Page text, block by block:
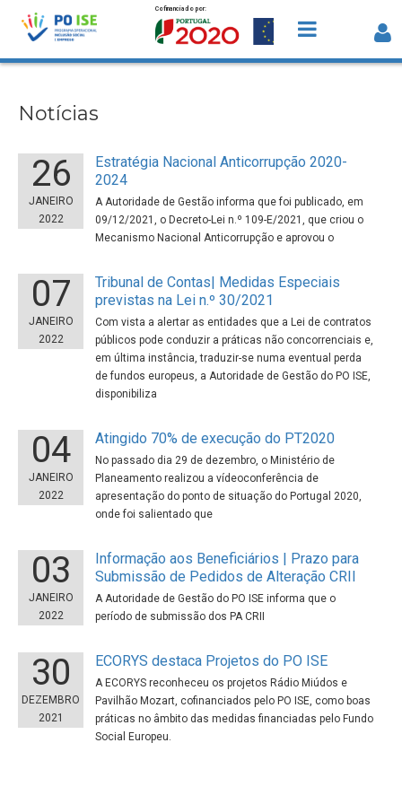
Saltar para o conteúdo
Cofinanciado por:
Notícias
26
JANEIRO
2022
Estratégia Nacional Anticorrupção 2020-
2024
A Autoridade de Gestão informa que foi publicado, em
09/12/2021, o Decreto-Lei n.º 109-E/2021, que criou o
Mecanismo Nacional Anticorrupção e aprovou o
07
JANEIRO
2022
Tribunal de Contas| Medidas Especiais
previstas na Lei n.º 30/2021
Com vista a alertar as entidades que a Lei de contratos
públicos pode conduzir a práticas não concorrenciais e,
em última instância, traduzir-se numa eventual perda
de fundos europeus, a Autoridade de Gestão do PO ISE,
disponibiliza
04
JANEIRO
2022
Atingido 70% de execução do PT2020
No passado dia 29 de dezembro, o Ministério de
Planeamento realizou a vídeoconferência de
apresentação do ponto de situação do Portugal 2020,
onde foi salientado que
03
JANEIRO
2022
Informação aos Beneficiários | Prazo para
Submissão de Pedidos de Alteração CRII
A Autoridade de Gestão do PO ISE informa que o
período de submissão dos PA CRII
30
DEZEMBRO
2021
ECORYS destaca Projetos do PO ISE
A ECORYS reconheceu os projetos Rádio Miúdos e
Pavilhão Mozart, cofinanciados pelo PO ISE, como boas
práticas no âmbito das medidas financiadas pelo Fundo
Social Europeu.